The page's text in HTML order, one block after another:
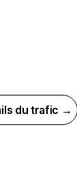
du trafic →